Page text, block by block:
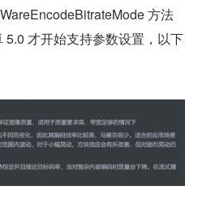
方法
才开始支持参数设置，以下